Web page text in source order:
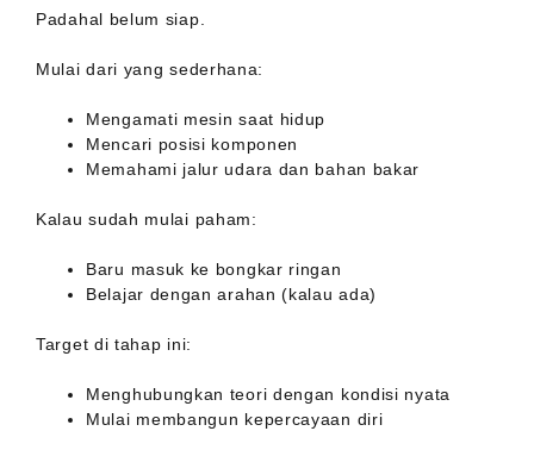
Padahal belum siap.
Mulai dari yang sederhana:
Mengamati mesin saat hidup
Mencari posisi komponen
Memahami jalur udara dan bahan bakar
Kalau sudah mulai paham:
Baru masuk ke bongkar ringan
Belajar dengan arahan (kalau ada)
Target di tahap ini:
Menghubungkan teori dengan kondisi nyata
Mulai membangun kepercayaan diri